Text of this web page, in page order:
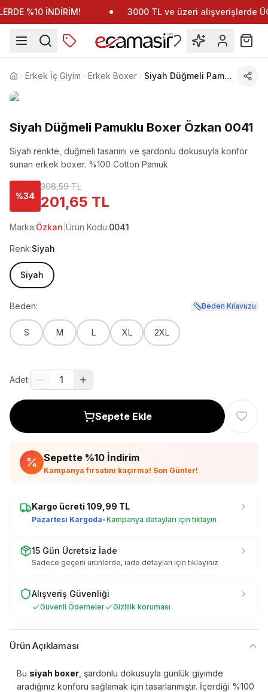
%10 İNDİRİM! 3000 TL ve üzeri alışverişlerde
Anasayfa
Erkek İç Giyim Erkek Boxer Siyah Düğmeli Pamuklu Boxer Özkan 0041
Siyah Düğmeli Pamuklu Boxer Özkan 0041
Siyah renkte, düğmeli tasarımı ve şardonlu dokusuyla konfor
sunan erkek boxer. %100 Cotton Pamuk
%34
306,59 TL
201,65 TL
Marka:Özkan Ürün Kodu:0041
Renk:Siyah
Siyah
Beden: Beden Kılavuzu
S M L XL 2XL
Adet: 1
Sepete Ekle
Sepette %10 İndirim
Kampanya fırsatını kaçırma! Son Günler!
Kargo ücreti 109,99 TL
Pazartesi Kargoda•Kampanya detayları için tıklayın
15 Gün Ücretsiz İade
Sadece geçerli ürünlerde, iade detayları için tıklayınız
Alışveriş Güvenliği
Güvenli Ödemeler Gizlilik koruması
Ürün Açıklaması
Bu siyah boxer , şardonlu dokusuyla günlük giyimde
aradığınız konforu sağlamak için tasarlanmıştır. İçerdiği %100